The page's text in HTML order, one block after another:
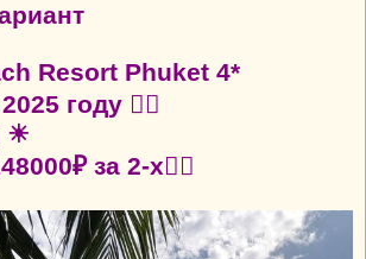
Resort Phuket 4*
году 👍🏼
☀
за 2-х👍🏼